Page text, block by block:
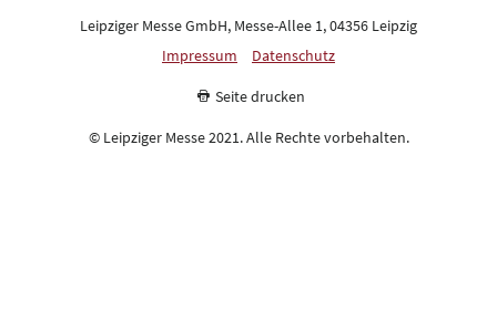
Leipziger Messe GmbH, Messe-Allee 1, 04356 Leipzig
Impressum
Datenschutz
Seite drucken
© Leipziger Messe 2021. Alle Rechte vorbehalten.